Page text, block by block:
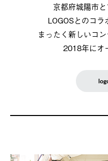
京都府城陽市
LOGOSとのコラ
まったく新しいコ
2018年にオ